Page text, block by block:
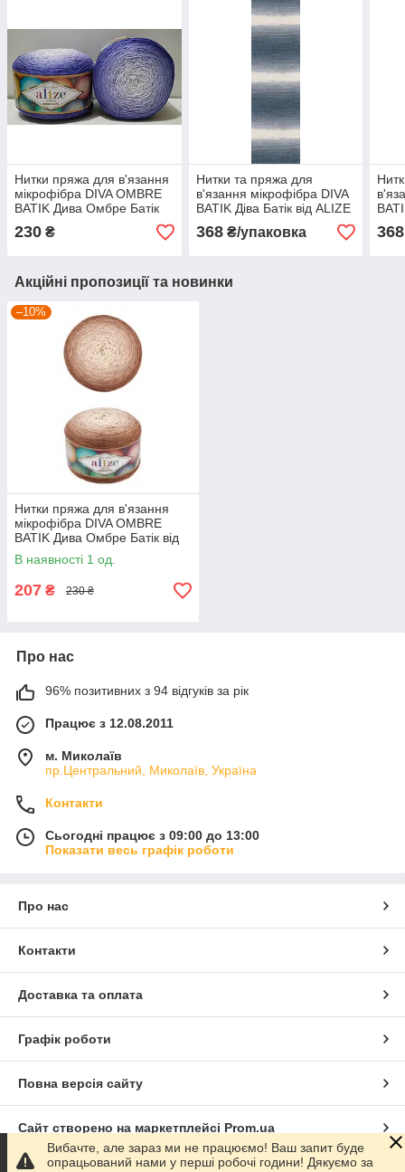
Нитки пряжа для в'язання
мікрофібра DIVA OMBRE
BATIK Дива Омбре Батік
від ALIZE Алізе № 7378
230 ₴
Нитки та пряжа для
в'язання мікрофібра DIVA
BATIK Діва Батік від ALIZE
Алізе № 1900
368₴/упаковка 368
Акційні пропозиції та новинки
–10%
Нитки пряжа для в'язання
мікрофібра DIVA OMBRE
BATIK Дива Омбре Батік від
ALIZE Алізе № 7375
В наявності 1 од.
207 ₴ 230 ₴
Про нас
96% позитивних з 94 відгуків за рік
Працює з 12.08.2011
м. Миколаїв
пр.Центральний, Миколаїв, Україна
Контакти
Сьогодні працює з 09:00 до 13:00
Показати весь графік роботи
Про нас
Контакти
Доставка та оплата
Графік роботи
Повна версія сайту
Сайт створено на маркетплейсі Prom.ua
Вибачте, але зараз ми не працюємо! Ваш запит буде
опрацьований нами у перші робочі години! Дякуємо за